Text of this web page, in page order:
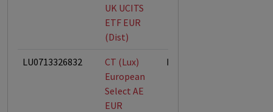
UK UCITS
ETF EUR
(Dist)
LU0713326832
CT (Lux)
European
Select AE
EUR
ESG-Fonds